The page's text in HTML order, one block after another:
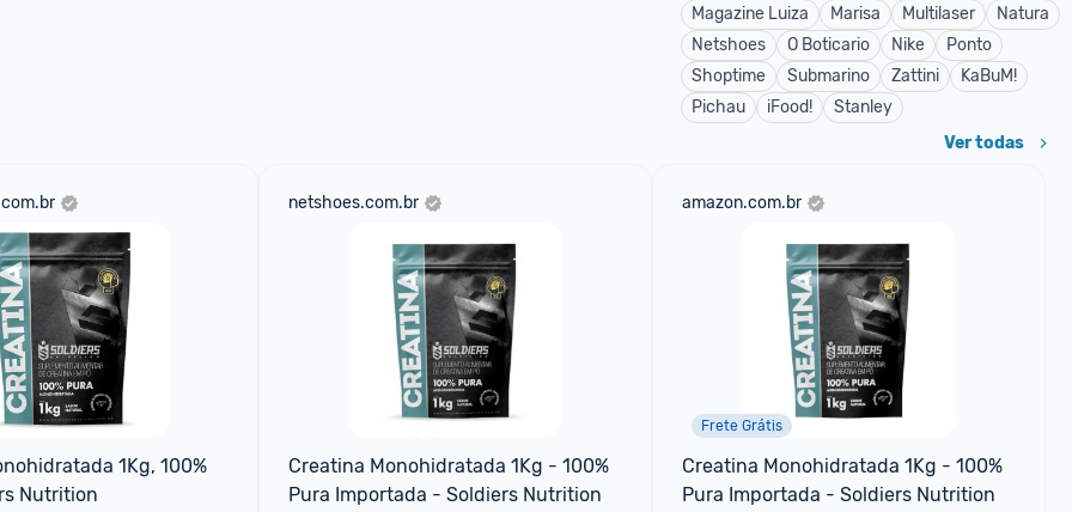
Magazine Luiza
Marisa Multilaser
Natura
Netshoes
O Boticario Nike
Ponto
Shoptime
Submarino Zattini
KaBuM!
Pichau
iFood! Stanley
Ver todas
1Kg, 100%
Nutrition
netshoes.com.br
Creatina Monohidratada 1Kg - 100%
Pura Importada - Soldiers Nutrition
amazon.com.br
Frete Grátis
Creatina Monohidratada 1Kg - 100%
Pura Importada - Soldiers Nutrition